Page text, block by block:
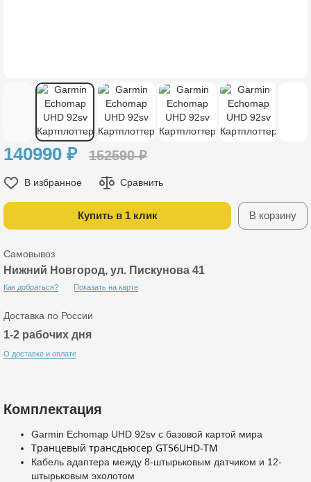
140990 ₽ 152590 ₽
Купить в 1 клик В корзину
В избранное Сравнить
Самовывоз
Нижний Новгород, ул. Пискунова 41
Как добраться? Показать на карте
Доставка по России
1-2 рабочих дня
О доставке и оплате
Комплектация
Garmin Echomap UHD 92sv с базовой картой мира
Транцевый трансдьюсер GT56UHD-TM
Кабель адаптера между 8-штырьковым датчиком и 12-
штырьковым эхолотом